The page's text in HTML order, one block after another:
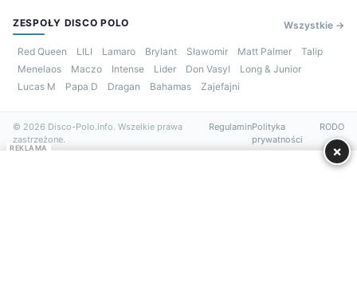
ZESPOŁY DISCO POLO Wszystkie →
Red Queen LILI Lamaro Brylant Sławomir Matt Palmer
Talip
Menelaos
Maczo Intense Lider Don Vasyl
Long & Junior
Lucas M
Papa D Dragan Bahamas Zajefajni
© 2026 Disco-Polo.info. Wszelkie prawa
zastrzeżone.
RegulaminPolityka
prywatności
RODO
REKLAMA ×